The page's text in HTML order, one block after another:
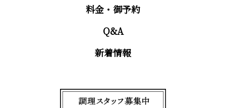
料金・御予約
Q&A
新着情報